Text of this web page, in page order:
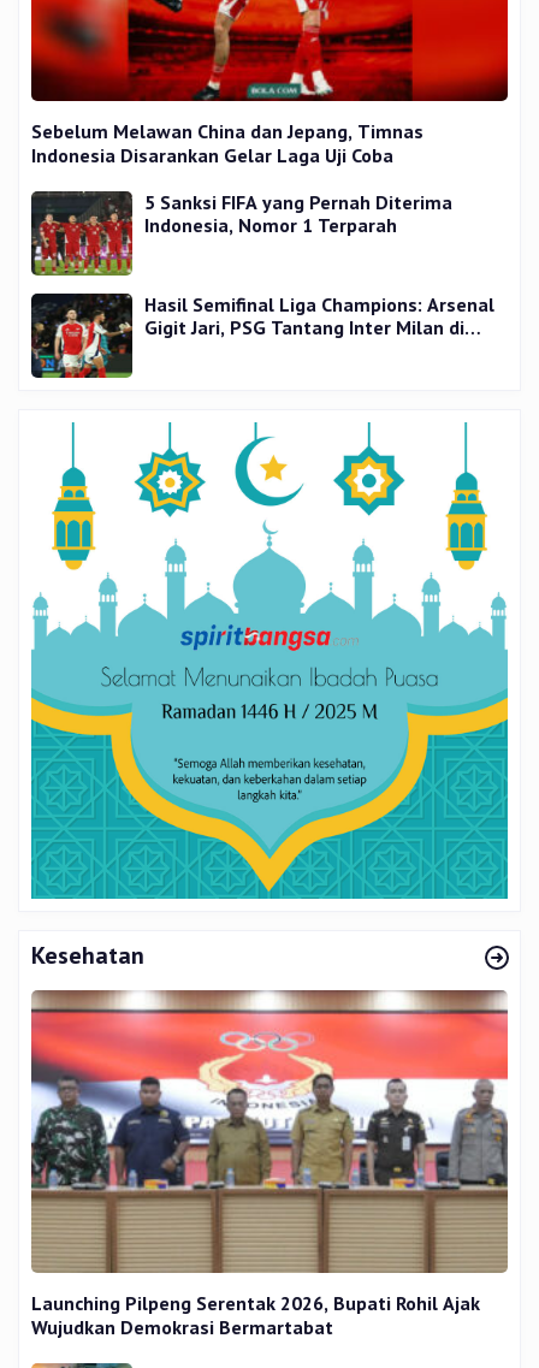
Sebelum Melawan China dan Jepang, Timnas
Indonesia Disarankan Gelar Laga Uji Coba
5 Sanksi FIFA yang Pernah Diterima
Indonesia, Nomor 1 Terparah
Hasil Semifinal Liga Champions: Arsenal
Gigit Jari, PSG Tantang Inter Milan di
Kesehatan
Launching Pilpeng Serentak 2026, Bupati Rohil Ajak
Wujudkan Demokrasi Bermartabat